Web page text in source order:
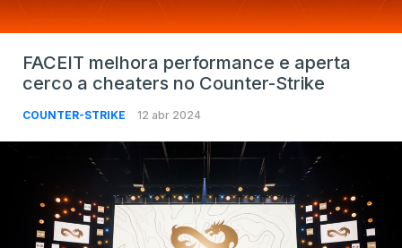
FACEIT melhora performance e aperta
cerco a cheaters no Counter-Strike
COUNTER-STRIKE 12 abr 2024